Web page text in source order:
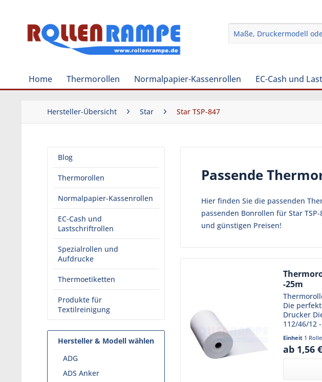
Home Thermorollen Normalpapier-Kassenrollen EC-Cash und
Hersteller-Übersicht Star Star TSP-847
Blog
Thermorollen
Normalpapier-Kassenrollen
EC-Cash und
Lastschriftrollen
Spezialrollen und
Aufdrucke
Thermoetiketten
Produkte für
Textilreinigung
Hersteller & Modell wählen
ADG
ADS Anker
Passende
Hier finden Sie die passenden
passenden Bonrollen für Star
und günstigen Preisen!
-25m
Die
Drucker
112/46/12
sind
einer
konzipiert,
Einheit 1
ab 1,56